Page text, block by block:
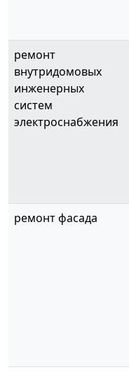
ремонт
внутридомовых
инженерных
систем
электроснабжения
ремонт фасада